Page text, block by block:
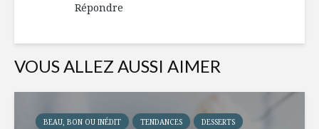
Répondre
VOUS ALLEZ AUSSI AIMER
BEAU, BON OU INÉDIT TENDANCES DESSERTS